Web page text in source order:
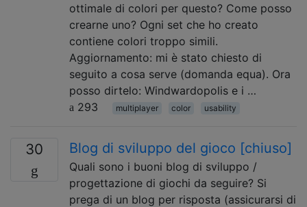
ottimale di colori per questo? Come posso
crearne uno? Ogni set che ho creato
contiene colori troppo simili.
Aggiornamento: mi è stato chiesto di
seguito a cosa serve (domanda equa). Ora
posso dirtelo: Windwardopolis e i …
293
multiplayer color usability
30 Blog di sviluppo del gioco [chiuso]
Quali sono i buoni blog di sviluppo /
progettazione di giochi da seguire? Si
prega di un blog per risposta (assicurarsi di